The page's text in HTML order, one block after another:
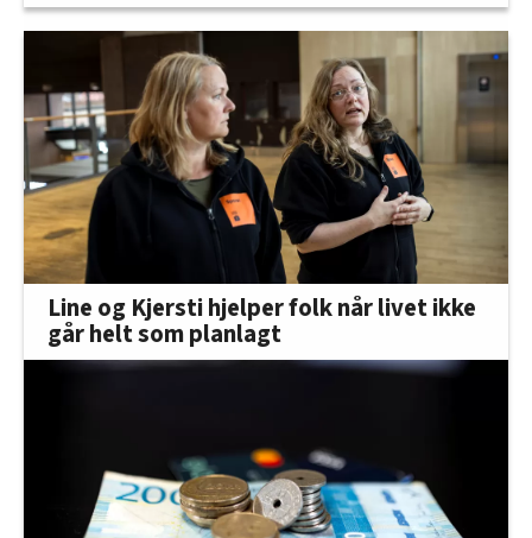
Line og Kjersti hjelper folk når livet ikke
går helt som planlagt